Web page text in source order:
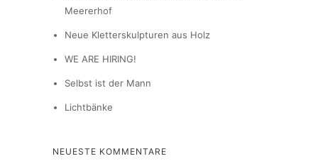
Meererhof
Neue Kletterskulpturen aus Holz
WE ARE HIRING!
Selbst ist der Mann
Lichtbänke
NEUESTE KOMMENTARE